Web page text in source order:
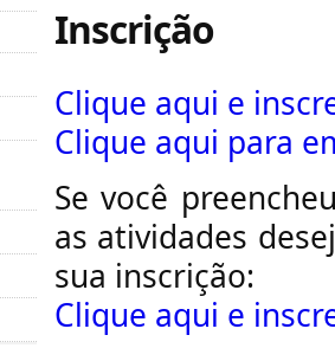
Inscrição
Clique aqui e
Clique aqui para
Se você
as atividades
sua inscrição:
Clique aqui e